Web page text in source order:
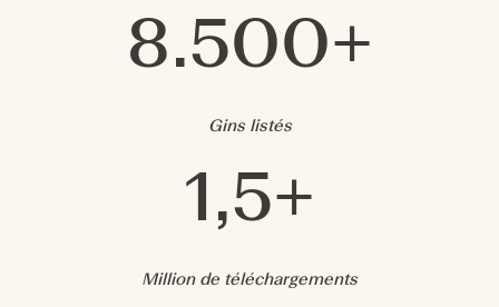
8.500+
Gins listés
1,5+
Million de téléchargements